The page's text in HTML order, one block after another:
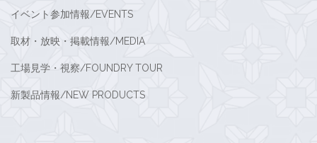
イベント参加情報/EVENTS
取材・放映・掲載情報/MEDIA
工場見学・視察/FOUNDRY TOUR
新製品情報/NEW PRODUCTS